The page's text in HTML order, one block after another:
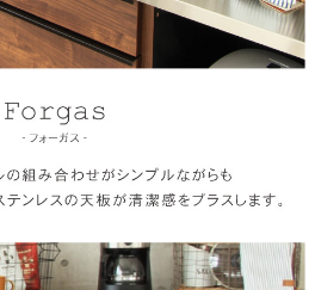
イドレール
ルオープンスライドレール
ダスト）